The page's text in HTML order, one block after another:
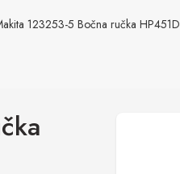
123253-5 Bočna ručka HP451D